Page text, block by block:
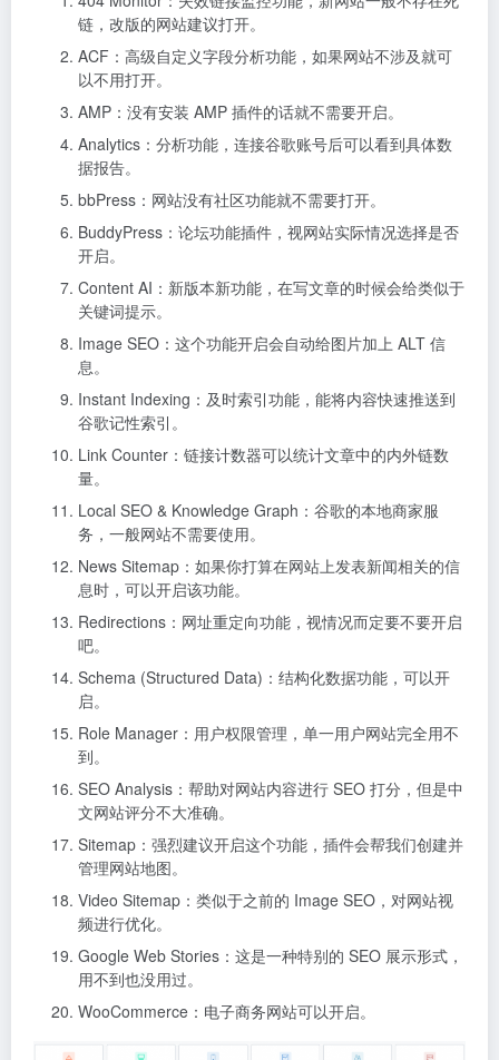
链，改版的网站建议打开。
ACF：高级自定义字段分析功能，如果网站不涉及就可
以不用打开。
AMP：没有安装 AMP 插件的话就不需要开启。
Analytics：分析功能，连接谷歌账号后可以看到具体数
据报告。
bbPress：网站没有社区功能就不需要打开。
BuddyPress：论坛功能插件，视网站实际情况选择是否
开启。
Content AI：新版本新功能，在写文章的时候会给类似于
关键词提示。
Image SEO：这个功能开启会自动给图片加上 ALT 信
息。
Instant Indexing：及时索引功能，能将内容快速推送到
谷歌记性索引。
Link Counter：链接计数器可以统计文章中的内外链数
量。
Local SEO & Knowledge Graph：谷歌的本地商家服
务，一般网站不需要使用。
News Sitemap：如果你打算在网站上发表新闻相关的信
息时，可以开启该功能。
Redirections：网址重定向功能，视情况而定要不要开启
吧。
Schema (Structured Data)：结构化数据功能，可以开
启。
Role Manager：用户权限管理，单一用户网站完全用不
到。
SEO Analysis：帮助对网站内容进行 SEO 打分，但是中
文网站评分不大准确。
Sitemap：强烈建议开启这个功能，插件会帮我们创建并
管理网站地图。
Video Sitemap：类似于之前的 Image SEO，对网站视
频进行优化。
Google Web Stories：这是一种特别的 SEO 展示形式，
用不到也没用过。
WooCommerce：电子商务网站可以开启。